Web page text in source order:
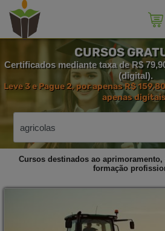
CURSOS
Certificados mediante taxa de R$
(digital).
Leve 3 e Pague 2, por apenas R$
apenas
Cursos destinados ao
formação